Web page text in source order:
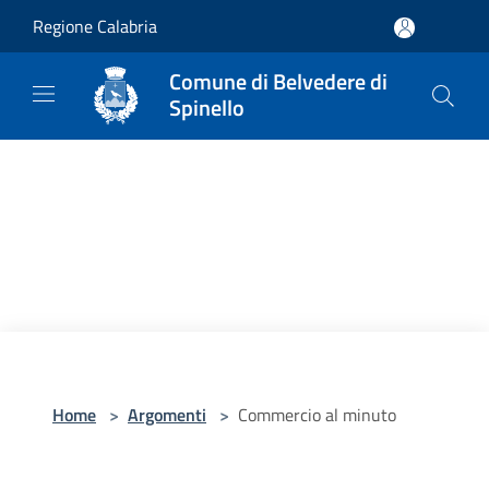
Regione Calabria
Comune di Belvedere di
Spinello
Home > Argomenti > Commercio al minuto